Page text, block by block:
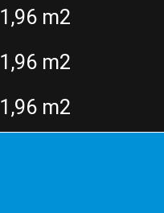
1,96 m2
1,96 m2
1,96 m2